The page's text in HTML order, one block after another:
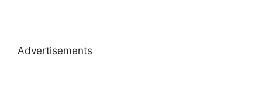
Advertisements